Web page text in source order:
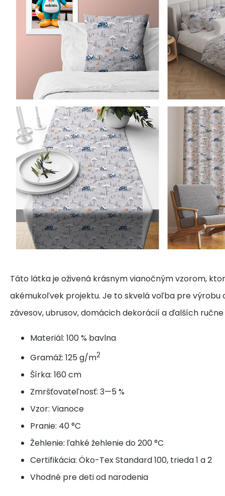
Táto látka je oživená krásnym vianočným vzorom,
akémukoľvek projektu. Je to skvelá voľba pre výrobu
závesov, ubrusov, domácich dekorácií a ďalších
Materiál: 100 % bavlna
Gramáž: 125 g/m2
Šírka: 160 cm
Zmršťovateľnosť: 3—5 %
Vzor: Vianoce
Pranie: 40 °C
Žehlenie: ľahké žehlenie do 200 °C
Certifikácia: Öko-Tex Standard 100, trieda 1 a 2
Vhodné pre deti od narodenia